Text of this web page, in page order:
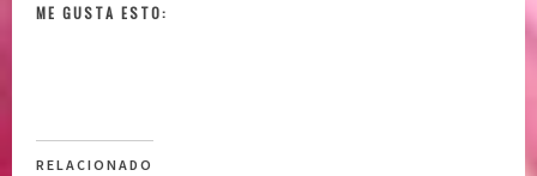
ME GUSTA ESTO:
RELACIONADO